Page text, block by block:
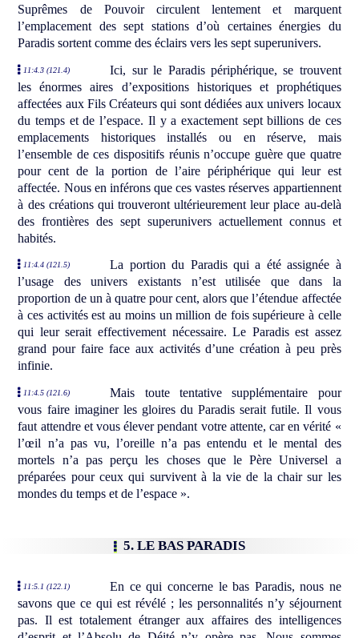
Suprêmes de Pouvoir circulent lentement et marquent
l’emplacement des sept stations d’où certaines énergies du
Paradis sortent comme des éclairs vers les sept superunivers.
11:4.3 (121.4)
Ici, sur le Paradis périphérique, se trouvent
les énormes aires d’expositions historiques et prophétiques
affectées aux Fils Créateurs qui sont dédiées aux univers locaux
du temps et de l’espace. Il y a exactement sept billions de ces
emplacements historiques installés ou en réserve, mais
l’ensemble de ces dispositifs réunis n’occupe guère que quatre
pour cent de la portion de l’aire périphérique qui leur est
affectée. Nous en inférons que ces vastes réserves appartiennent
à des créations qui trouveront ultérieurement leur place au-delà
des frontières des sept superunivers actuellement connus et
habités.
11:4.4 (121.5)
La portion du Paradis qui a été assignée à
l’usage des univers existants n’est utilisée que dans la
proportion de un à quatre pour cent, alors que l’étendue affectée
à ces activités est au moins un million de fois supérieure à celle
qui leur serait effectivement nécessaire. Le Paradis est assez
grand pour faire face aux activités d’une création à peu près
infinie.
11:4.5 (121.6)
Mais toute tentative supplémentaire pour
vous faire imaginer les gloires du Paradis serait futile. Il vous
faut attendre et vous élever pendant votre attente, car en vérité «
l’œil n’a pas vu, l’oreille n’a pas entendu et le mental des
mortels n’a pas perçu les choses que le Père Universel a
préparées pour ceux qui survivent à la vie de la chair sur les
mondes du temps et de l’espace ».
5. LE BAS PARADIS
11:5.1 (122.1)
En ce qui concerne le bas Paradis, nous ne
savons que ce qui est révélé ; les personnalités n’y séjournent
pas. Il est totalement étranger aux affaires des intelligences